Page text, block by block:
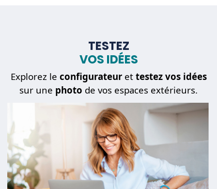
TESTEZ
VOS IDÉES
Explorez le configurateuret testez vos idées
sur une photo de vos espaces extérieurs.